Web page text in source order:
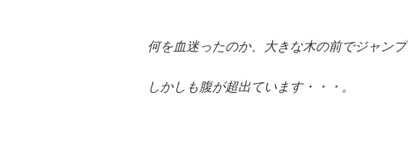
何を血迷ったのか、大きな木の前でジャンプ
しかしも腹が超出ています・・・。